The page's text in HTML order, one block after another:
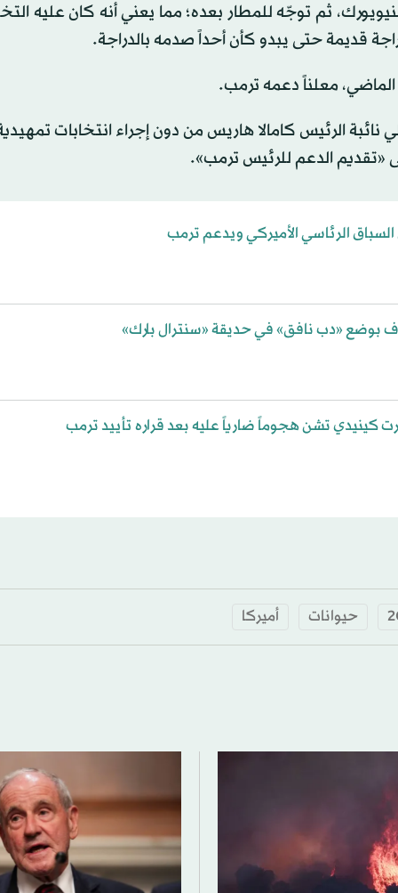
ثم توجّه للمطار بعده؛ مما يعني أنه كان عليه
قديمة حتى يبدو كأن أحداً صدمه بالدراجة.
معلناً دعمه ترمب.
الرئيس كامالا هاريس من دون إجراء انتخابات
«تقديم الدعم للرئيس ترمب».
الرئاسي الأميركي ويدعم ترمب
بوضع «دب نافق» في حديقة «سنترال بارك»
كينيدي تشن هجوماً ضارياً عليه بعد قراره تأييد ترمب
حيوانات أميركا